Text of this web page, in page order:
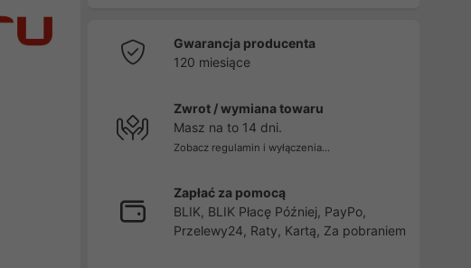
Gwarancja producenta
120 miesiące
Zwrot / wymiana towaru
Masz na to 14 dni.
Zobacz regulamin i wyłączenia...
Zapłać za pomocą
BLIK, BLIK Płacę Później, PayPo,
Przelewy24, Raty, Kartą, Za pobraniem